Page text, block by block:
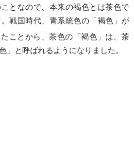
となので、本来の褐色とは茶色で
戦国時代、青系統色の「褐色」が
ことから、茶色の「褐色」は、茶
」と呼ばれるようになりました。